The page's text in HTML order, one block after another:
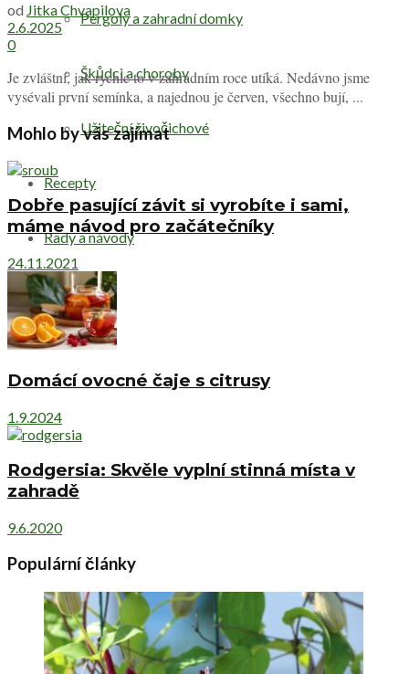
Pergoly a zahradní domky
Škůdci a choroby
Užiteční živočichové
Recepty
Rady a návody
od Jitka Chvapilova
2.6.2025
0
Je zvláštní, jak rychle to v zahradním roce utíká. Nedávno jsme
vysévali první semínka, a najednou je červen, všechno bují, ...
Mohlo by vás zajímat
Dobře pasující závit si vyrobíte i sami,
máme návod pro začátečníky
24.11.2021
Domácí ovocné čaje s citrusy
1.9.2024
Rodgersia: Skvěle vyplní stinná místa v
zahradě
9.6.2020
Populární články